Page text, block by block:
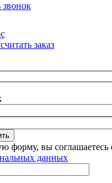
звонок
заказ
форму, вы соглашаетесь
данных